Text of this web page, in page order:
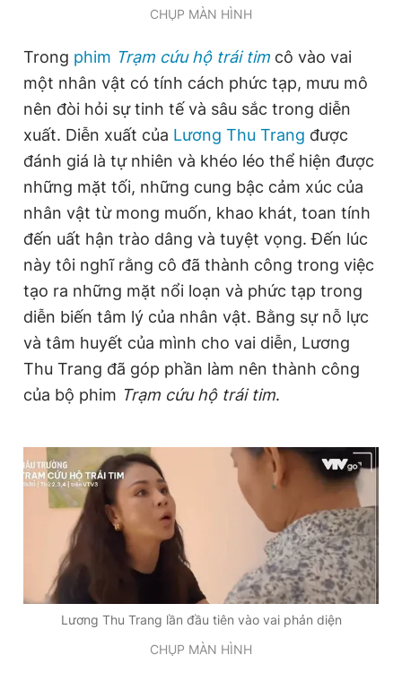
Tổng biên tập: Nguyễn Ngọc Toàn
Phó tổng biên tập thường trực: Hải Thành
Phó tổng biên tập: Lâm Hiếu Dũng
Phó tổng biên tập: Trần Việt Hưng
Tổng thư ký tòa soạn: Đức Trung
Giấy phép xuất bản số 110/GP - BTTTT cấp ngày 24.3.2020
© 2003-2026 Bản quyền thuộc về Báo Thanh Niên. Cấm sao
chép dưới mọi hình thức nếu không có sự chấp thuận bằng văn
bản. Phát triển bởi ePi Technologies, JSC.
CHỤP MÀN HÌNH
Trong phim Trạm cứu hộ trái tim cô vào vai
một nhân vật có tính cách phức tạp, mưu mô
nên đòi hỏi sự tinh tế và sâu sắc trong diễn
xuất. Diễn xuất của Lương Thu Trang được
đánh giá là tự nhiên và khéo léo thể hiện được
những mặt tối, những cung bậc cảm xúc của
nhân vật từ mong muốn, khao khát, toan tính
đến uất hận trào dâng và tuyệt vọng. Đến lúc
này tôi nghĩ rằng cô đã thành công trong việc
tạo ra những mặt nổi loạn và phức tạp trong
diễn biến tâm lý của nhân vật. Bằng sự nỗ lực
và tâm huyết của mình cho vai diễn, Lương
Thu Trang đã góp phần làm nên thành công
của bộ phim Trạm cứu hộ trái tim.
Lương Thu Trang lần đầu tiên vào vai phản diện
CHỤP MÀN HÌNH